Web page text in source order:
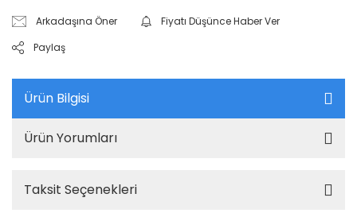
Arkadaşına Öner
Fiyatı Düşünce Haber Ver
Paylaş
Ürün Bilgisi
Ürün Yorumları
Taksit Seçenekleri